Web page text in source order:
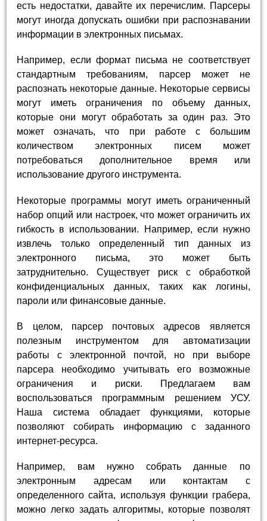
есть недостатки, давайте их перечислим. Парсеры
могут иногда допускать ошибки при распознавании
информации в электронных письмах.
Например, если формат письма не соответствует
стандартным требованиям, парсер может не
распознать некоторые данные. Некоторые сервисы
могут иметь ограничения по объему данных,
которые они могут обработать за один раз. Это
может означать, что при работе с большим
количеством электронных писем может
потребоваться дополнительное время или
использование другого инструмента.
Некоторые программы могут иметь ограниченный
набор опций или настроек, что может ограничить их
гибкость в использовании. Например, если нужно
извлечь только определенный тип данных из
электронного письма, это может быть
затруднительно. Существует риск с обработкой
конфиденциальных данных, таких как логины,
пароли или финансовые данные.
В целом, парсер почтовых адресов является
полезным инструментом для автоматизации
работы с электронной почтой, но при выборе
парсера необходимо учитывать его возможные
ограничения и риски. Предлагаем вам
воспользоваться программным решением УСУ.
Наша система обладает функциями, которые
позволяют собирать информацию с заданного
интернет-ресурса.
Например, вам нужно собрать данные по
электронным адресам или контактам с
определенного сайта, используя функции грабера,
можно легко задать алгоритмы, которые позволят